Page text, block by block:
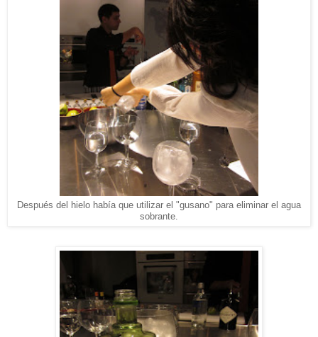
Después del hielo había que utilizar el "gusano" para eliminar el agua
sobrante.